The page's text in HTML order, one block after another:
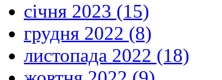
січня 2023 (15)
грудня 2022 (8)
листопада 2022 (18)